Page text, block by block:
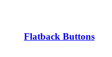
Flatback Buttons